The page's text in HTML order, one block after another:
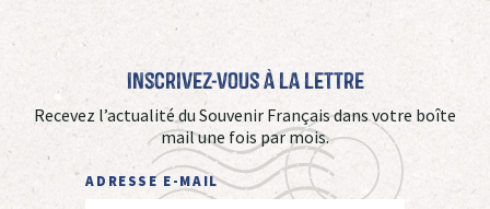
Inscrivez-vous à La Lettre
Recevez l’actualité du Souvenir Français dans votre boîte
mail une fois par mois.
ADRESSE E-MAIL